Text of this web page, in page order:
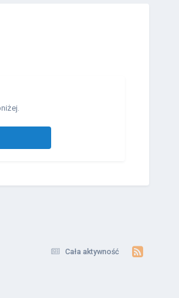
Cała aktywność